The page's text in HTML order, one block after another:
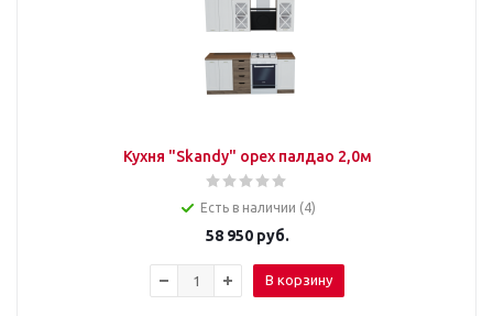
Кухня "Skandy" орех палдао 2,0м
Есть в наличии (4)
58 950руб.
В корзину